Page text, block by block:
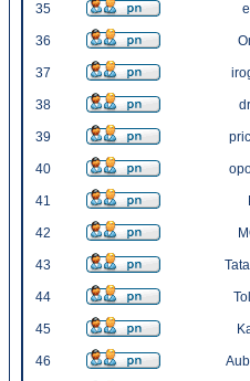
35
36
37
38
39
40
41
42
43
44
45
46